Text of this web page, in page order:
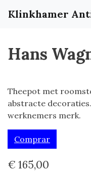
Klinkhamer
Hans
Theepot met
abstracte
werknemers merk.
Comprar
€ 165,00